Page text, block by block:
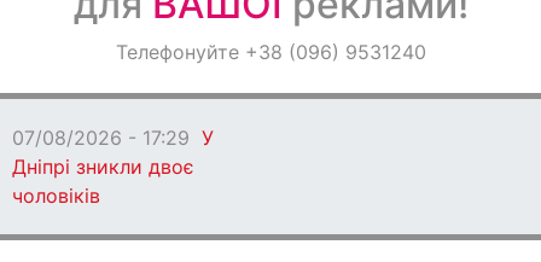
ОголошенняТелефонуйте +38 (096) 9531240
07/08/2026 - 17:22 Під Дніпром
побили та пограбували чоловіка